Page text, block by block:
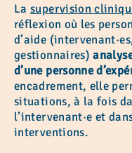
Lasupervision
réflexion où les
d’aide
gestionnaires)
d’une personne
encadrement, elle
situations, à la fois
l’intervenant·e et
interventions.